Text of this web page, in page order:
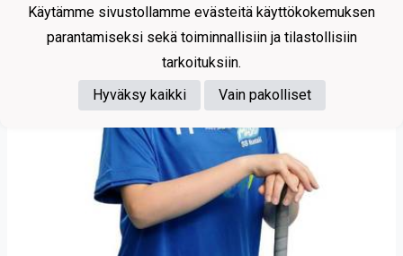
Käytämme sivustollamme evästeitä käyttökokemuksen
parantamiseksi sekä toiminnallisiin ja tilastollisiin
tarkoituksiin.
Hyväksy kaikki
Vain pakolliset